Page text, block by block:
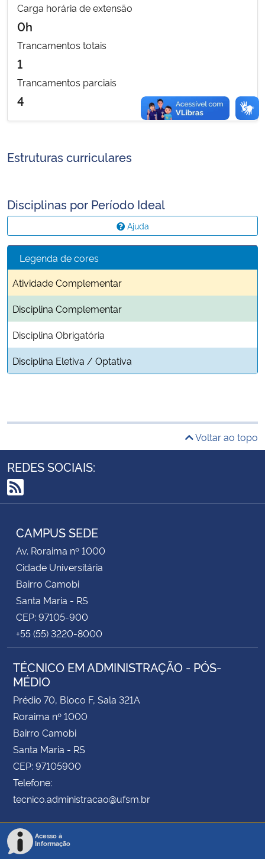
Carga horária de extensão
0h
Trancamentos totais
1
Trancamentos parciais
4
Estruturas curriculares
Disciplinas por Período Ideal
Ajuda
Legenda de cores
Atividade Complementar
Disciplina Complementar
Disciplina Obrigatória
Disciplina Eletiva / Optativa
Voltar ao topo
REDES SOCIAIS:
RSS
CAMPUS SEDE
Av. Roraima nº 1000
Cidade Universitária
Bairro Camobi
Santa Maria - RS
CEP: 97105-900
+55 (55) 3220-8000
TÉCNICO EM ADMINISTRAÇÃO - PÓS-
MÉDIO
Prédio 70, Bloco F, Sala 321A
Roraima nº 1000
Bairro Camobi
Santa Maria - RS
CEP: 97105900
Telefone:
tecnico.administracao@ufsm.br
Acesso à
Informação